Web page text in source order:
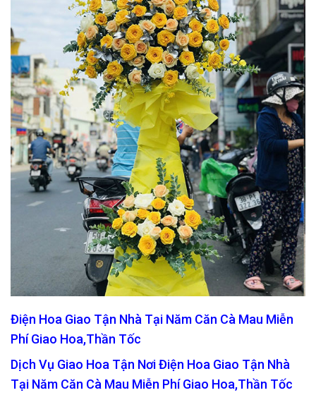
Điện Hoa Giao Tận Nhà Tại Năm Căn Cà Mau Miễn
Phí Giao Hoa,Thần Tốc
Dịch Vụ Giao Hoa Tận Nơi Điện Hoa Giao Tận Nhà
Tại Năm Căn Cà Mau Miễn Phí Giao Hoa,Thần Tốc